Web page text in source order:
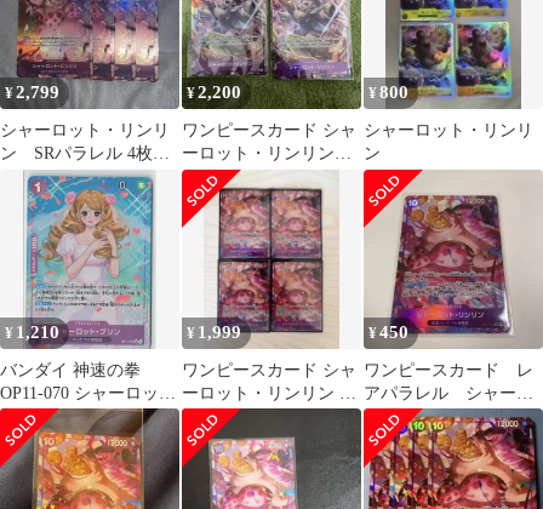
¥2,799
シャーロット・リンリ
ン SRパラレル 4枚
op08-069
¥2,200
ワンピースカード シャ
ーロット・リンリン
EB03-034 2枚セット
¥800
シャーロット・リンリ
ン
¥ 1,210
バンダイ 神速の拳
OP11-070 シャーロッ
ト・プリン パラレルSR
¥ 1,999
ワンピースカード シャ
ーロット・リンリン R
パラレル 3枚セット
¥450
ワンピースカード レ
アパラレル シャーロ
ット・リンリン